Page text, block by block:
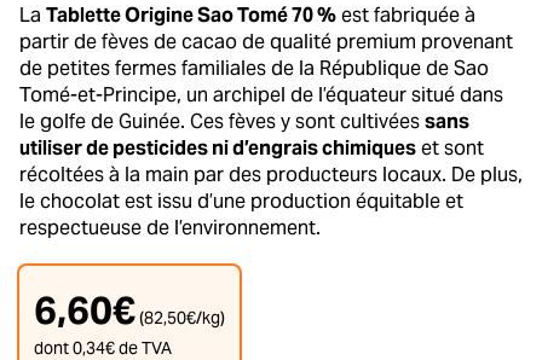
La Tablette Origine Sao Tomé 70 %est fabriquée à
partir de fèves de cacao de qualité premium provenant
de petites fermes familiales de la République de Sao
Tomé-et-Principe, un archipel de l’équateur situé dans
le golfe de Guinée. Ces fèves y sont cultivéessans
utiliser de pesticides ni d’engrais chimiqueset sont
récoltées à la main par des producteurs locaux. De plus,
le chocolat est issu d’une production équitable et
respectueuse de l’environnement.
6,60€(82,50€/kg)
dont0,34€de TVA